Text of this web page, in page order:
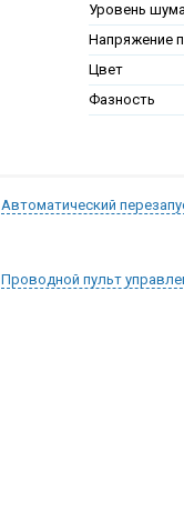
Уровень
Напряжение
Цвет
Фазность
Автоматический
Проводной пульт